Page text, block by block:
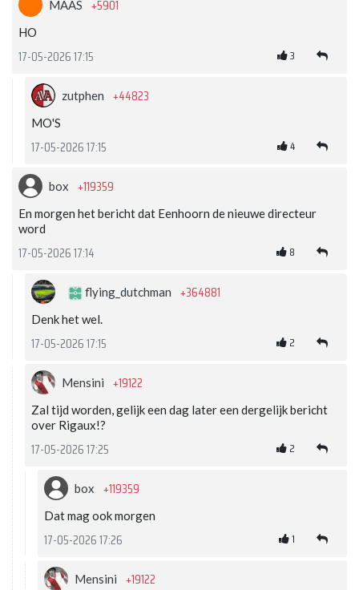
MAAS +5901
HO
17-05-2026 17:15 3
zutphen +44823
MO'S
17-05-2026 17:15 4
box +119359
En morgen het bericht dat Eenhoorn de nieuwe directeur
word
17-05-2026 17:14 8
flying_dutchman +364881
Denk het wel.
17-05-2026 17:15 2
Mensini +19122
Zal tijd worden, gelijk een dag later een dergelijk bericht
over Rigaux!?
17-05-2026 17:25 2
box +119359
Dat mag ook morgen
17-05-2026 17:26 1
Mensini +19122